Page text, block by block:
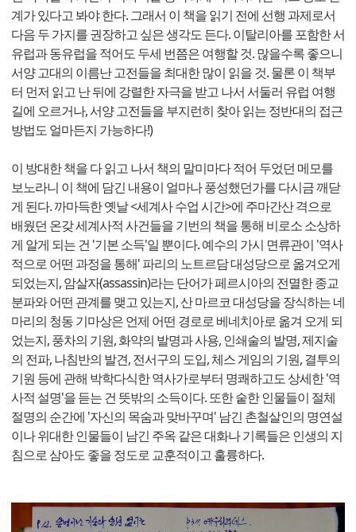
계가 있다고 봐야 한다. 그래서 이 책을 읽기 전에 선행 과제로서
다음 두 가지를 권장하고 싶은 생각도 든다. 이탈리아를 포함한 서
유럽과 동유럽을 적어도 두세 번쯤은 여행할 것. 많을수록 좋으니
서양 고대의 이름난 고전들을 최대한 많이 읽을 것. 물론 이 책부
터 먼저 읽고 난 뒤에 강렬한 자극을 받고 나서 서둘러 유럽 여행
길에 오르거나, 서양 고전들을 부지런히 찾아 읽는 정반대의 접근
방법도 얼마든지 가능하다!)
이 방대한 책을 다 읽고 나서 책의 말미마다 적어 두었던 메모를
보노라니 이 책에 담긴 내용이 얼마나 풍성했던가를 다시금 깨닫
게 된다. 까마득한 옛날 <세계사 수업 시간>에 주마간산 격으로
배웠던 온갖 세계사적 사건들을 기번의 책을 통해 비로소 소상하
게 알게 되는 건 '기본 소득'일 뿐이다. 예수의 가시 면류관이 '역사
적으로 어떤 과정을 통해' 파리의 노트르담 대성당으로 옮겨오게
되었는지, 암살자(assassin)라는 단어가 페르시아의 전멸한 종교
분파와 어떤 관계를 맺고 있는지, 산 마르코 대성당을 장식하는 네
마리의 청동 기마상은 언제 어떤 경로로 베네치아로 옮겨 오게 되
었는지, 풍차의 기원, 화약의 발명과 사용, 인쇄술의 발명, 제지술
의 전파, 나침반의 발견, 전서구의 도입, 체스 게임의 기원, 결투의
기원 등에 관해 박학다식한 역사가로부터 명쾌하고도 상세한 '역
사적 설명'을 듣는 건 뜻밖의 소득이다. 또한 숱한 인물들이 절체
절명의 순간에 '자신의 목숨과 맞바꾸며' 남긴 촌철살인의 명연설
이나 위대한 인물들이 남긴 주옥 같은 대화나 기록들은 인생의 지
침으로 삼아도 좋을 정도로 교훈적이고 훌륭하다.